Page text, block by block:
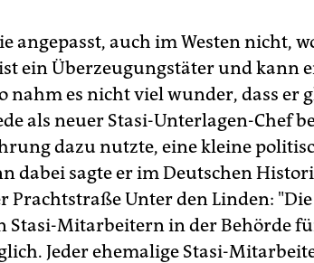
angepasst, auch im Westen nicht,
ein Überzeugungstäter und kann
nahm es nicht viel wunder, dass er
als neuer Stasi-Unterlagen-Chef
dazu nutzte, eine kleine
dabei sagte er im Deutschen
Prachtstraße Unter den Linden:
Stasi-Mitarbeitern in der Behörde
Jeder ehemalige Stasi-